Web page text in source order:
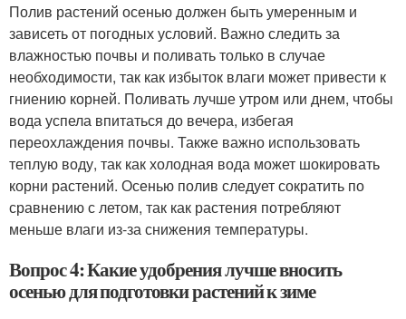
Полив растений осенью должен быть умеренным и
зависеть от погодных условий. Важно следить за
влажностью почвы и поливать только в случае
необходимости, так как избыток влаги может привести к
гниению корней. Поливать лучше утром или днем, чтобы
вода успела впитаться до вечера, избегая
переохлаждения почвы. Также важно использовать
теплую воду, так как холодная вода может шокировать
корни растений. Осенью полив следует сократить по
сравнению с летом, так как растения потребляют
меньше влаги из-за снижения температуры.
Вопрос 4: Какие удобрения лучше вносить
осенью для подготовки растений к зиме